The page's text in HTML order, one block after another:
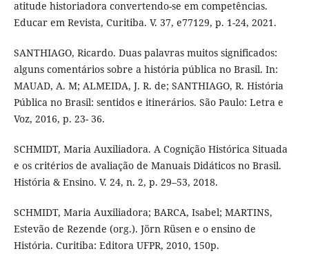
atitude historiadora convertendo-se em competências.
Educar em Revista, Curitiba. V. 37, e77129, p. 1-24, 2021.
SANTHIAGO, Ricardo. Duas palavras muitos significados:
alguns comentários sobre a história pública no Brasil. In:
MAUAD, A. M; ALMEIDA, J. R. de; SANTHIAGO, R. História
Pública no Brasil: sentidos e itinerários. São Paulo: Letra e
Voz, 2016, p. 23- 36.
SCHMIDT, Maria Auxiliadora. A Cognição Histórica Situada
e os critérios de avaliação de Manuais Didáticos no Brasil.
História & Ensino. V. 24, n. 2, p. 29–53, 2018.
SCHMIDT, Maria Auxiliadora; BARCA, Isabel; MARTINS,
Estevão de Rezende (org.). Jörn Rüsen e o ensino de
História. Curitiba: Editora UFPR, 2010, 150p.